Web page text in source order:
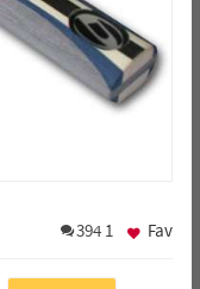
394 1 Fav